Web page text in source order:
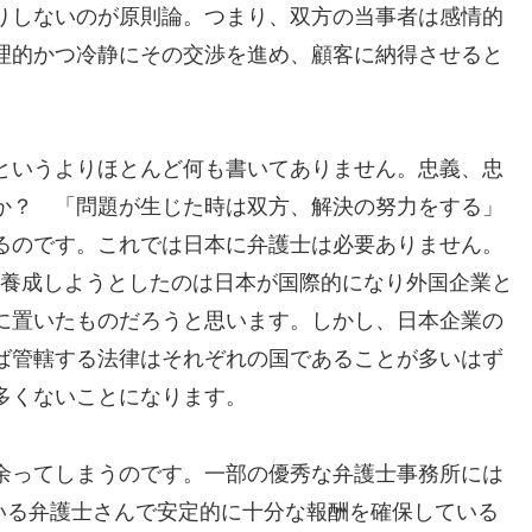
ないのが原則論。つまり、双方の当事者は感情的
かつ冷静にその交渉を進め、顧客に納得させると
うよりほとんど何も書いてありません。忠義、忠
？ 「問題が生じた時は双方、解決の努力をする」
です。これでは日本に弁護士は必要ありません。
成しようとしたのは日本が国際的になり外国企業と
いたものだろうと思います。しかし、日本企業の
轄する法律はそれぞれの国であることが多いはず
ないことになります。
てしまうのです。一部の優秀な弁護士事務所には
弁護士さんで安定的に十分な報酬を確保している